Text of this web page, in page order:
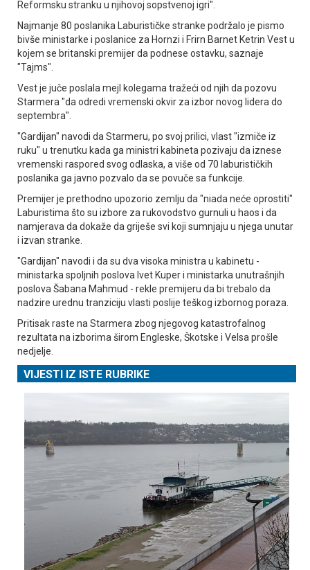
Reformsku stranku u njihovoj sopstvenoj igri".
Najmanje 80 poslanika Laburističke stranke podržalo je pismo
bivše ministarke i poslanice za Hornzi i Frirn Barnet Ketrin Vest u
kojem se britanski premijer da podnese ostavku, saznaje
"Tajms".
Vest je juče poslala mejl kolegama tražeći od njih da pozovu
Starmera "da odredi vremenski okvir za izbor novog lidera do
septembra".
"Gardijan" navodi da Starmeru, po svoj prilici, vlast "izmiče iz
ruku" u trenutku kada ga ministri kabineta pozivaju da iznese
vremenski raspored svog odlaska, a više od 70 laburističkih
poslanika ga javno pozvalo da se povuče sa funkcije.
Premijer je prethodno upozorio zemlju da "niada neće oprostiti"
Laburistima što su izbore za rukovodstvo gurnuli u haos i da
namjerava da dokaže da griješe svi koji sumnjaju u njega unutar
i izvan stranke.
"Gardijan" navodi i da su dva visoka ministra u kabinetu -
ministarka spoljnih poslova Ivet Kuper i ministarka unutrašnjih
poslova Šabana Mahmud - rekle premijeru da bi trebalo da
nadzire urednu tranziciju vlasti poslije teškog izbornog poraza.
Pritisak raste na Starmera zbog njegovog katastrofalnog
rezultata na izborima širom Engleske, Škotske i Velsa prošle
nedjelje.
VIJESTI IZ ISTE RUBRIKE